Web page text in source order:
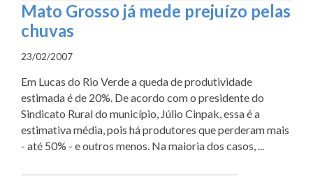
Mato Grosso já mede prejuízo pelas
chuvas
23/02/2007
Em Lucas do Rio Verde a queda de produtividade
estimada é de 20%. De acordo com o presidente do
Sindicato Rural do município, Júlio Cinpak, essa é a
estimativa média, pois há produtores que perderam mais
- até 50% - e outros menos. Na maioria dos casos, ...